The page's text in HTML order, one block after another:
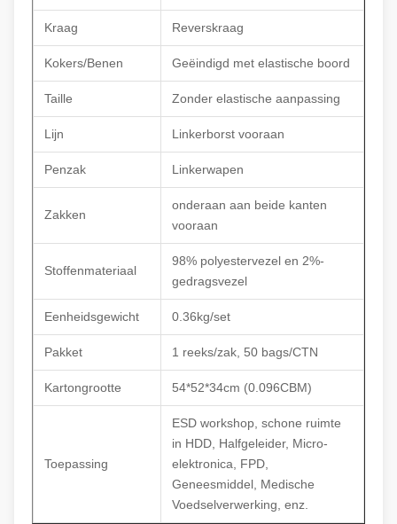
Kraag Reverskraag
Kokers/Benen Geëindigd met elastische boord
Taille Zonder elastische aanpassing
Lijn Linkerborst vooraan
Penzak Linkerwapen
Zakken
onderaan aan beide kanten
vooraan
Stoffenmateriaal
98% polyestervezel en 2%-
gedragsvezel
Eenheidsgewicht 0.36kg/set
Pakket 1 reeks/zak, 50 bags/CTN
Kartongrootte 54*52*34cm (0.096CBM)
Toepassing
ESD workshop, schone ruimte
in HDD, Halfgeleider, Micro-
elektronica, FPD,
Geneesmiddel, Medische
Voedselverwerking, enz.